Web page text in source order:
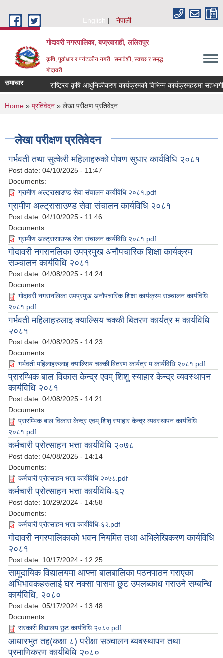
English
नेपाली
गोदावरी नगरपालिका, बज्रबाराही, ललितपुर
कृषि, पूर्वाधार र पर्यटकीय नगरी : समावेशी, स्वच्छ र समृद्ध
गोदावरी
समाचार
You are here
Home » प्रतिवेदन » लेखा परीक्षण प्रतिवेदन
लेखा परीक्षण प्रतिवेदन
गर्भवती तथा सुत्केरी महिलाहरुको पोषण सुधार कार्यविधि २०८१
Post date: 04/10/2025 - 11:47
Documents:
ग्रामीण अल्ट्रासाउण्ड सेवा संचालन कार्यविधि २०८१.pdf
ग्रामीण अल्ट्रासाउण्ड सेवा संचालन कार्यविधि २०८१
Post date: 04/10/2025 - 11:46
Documents:
ग्रामीण अल्ट्रासाउण्ड सेवा संचालन कार्यविधि २०८१.pdf
गोदावरी नगरानलिका उपप्रमुख अनौपचारिक शिक्षा कार्यक्रम
सञ्चालन कार्यविधि २०८१
Post date: 04/08/2025 - 14:24
Documents:
गोदावरी नगरानलिका उपप्रमुख अनौपचारिक शिक्षा कार्यक्रम सञ्चालन कार्यविधि
२०८१.pdf
गर्भवती महिलाहरुलाइ क्याल्सिय चक्की बितरण कार्यत्र म कार्यविधि
२०८१
Post date: 04/08/2025 - 14:23
Documents:
गर्भवती महिलाहरुलाइ क्याल्सिय चक्की बितरण कार्यत्र म कार्यविधि २०८१.pdf
प्रारम्भिक बाल विकास केन्द्र एवम् शिशु स्याहार केन्द्र व्यवस्थापन
कार्यविधि २०८१
Post date: 04/08/2025 - 14:21
Documents:
प्रारम्भिक बाल विकास केन्द्र एवम् शिशु स्याहार केन्द्र व्यवस्थापन कार्यविधि
२०८१.pdf
कर्मचारी प्रोत्साहन भत्ता कार्यविधि २०७८
Post date: 04/08/2025 - 14:14
Documents:
कर्मचारी प्रोत्साहन भत्ता कार्यविधि २०७८.pdf
कर्मचारी प्रोत्साहन भत्ता कार्यविधि-६२
Post date: 10/29/2024 - 14:58
Documents:
कर्मचारी प्रोत्साहन भत्ता कार्यविधि-६२.pdf
गोदावरी नगरपालिकाको भवन नियमित तथा अभिलेखिकरण कार्यविधि
२०८१
Post date: 10/17/2024 - 12:25
सामुदायिक विद्यालयमा आफ्ना बालबालिका पठनपाठन गराएका
अभिभावकहरुलाई घर नक्सा पासमा छुट उपलब्काध गराउने सम्बन्धि
कार्यविधि, २०८०
Post date: 05/17/2024 - 13:48
Documents:
सरकारी विद्यालय छुट कार्यविधि २०८०.pdf
आधारभुत तह(कक्षा ८) परीक्षा सञ्चालन ब्यबस्थापन तथा
प्रमाणिकरण कार्यबिधि २०८०